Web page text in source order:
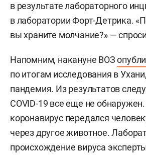
в результате лабораторного
в лаборатории Форт-Детрика.
вы храните молчание?» —
Напомним, накануне ВОЗ
по итогам исследования в
пандемия. Из результатов
COVID-19 все еще не
коронавирус передался
через другое животное.
происхождение вируса